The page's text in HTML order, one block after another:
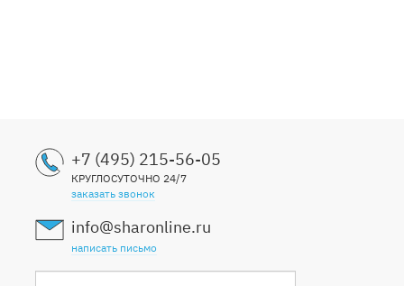
+7 (495) 215-56-05
КРУГЛОСУТОЧНО 24/7
заказать звонок
info@sharonline.ru
написать письмо